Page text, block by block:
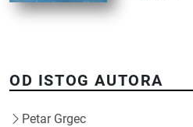
OD ISTOG AUTORA
Petar Grgec